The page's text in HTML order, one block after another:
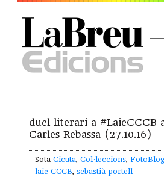
duel literari a #LaieCCCB
Carles Rebassa (27.10.16)
Sota Cicuta, Col·leccions, FotoBlog
laie CCCB, sebastià portell